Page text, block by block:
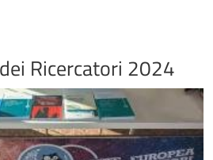
Ricercatori 2024